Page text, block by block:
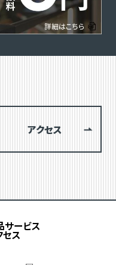
アクセス
サービス
セス